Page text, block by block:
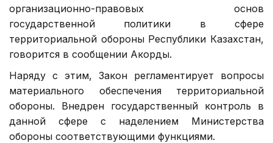
организационно-правовых основ
государственной политики в сфере
территориальной обороны Республики Казахстан,
говорится в сообщении Акорды.
Наряду с этим, Закон регламентирует вопросы
материального обеспечения территориальной
обороны. Внедрен государственный контроль в
данной сфере с наделением Министерства
обороны соответствующими функциями.